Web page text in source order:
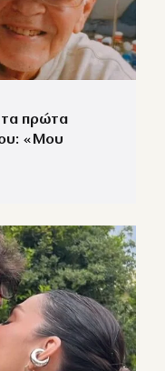
πρώτα
«Μου